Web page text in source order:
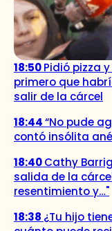
18:50Pidió pizza
primero que
salir de la cárcel
18:44“No pude
contó insólita
18:40Cathy
salida de la
resentimiento y…"
18:38 ¿Tu hijo